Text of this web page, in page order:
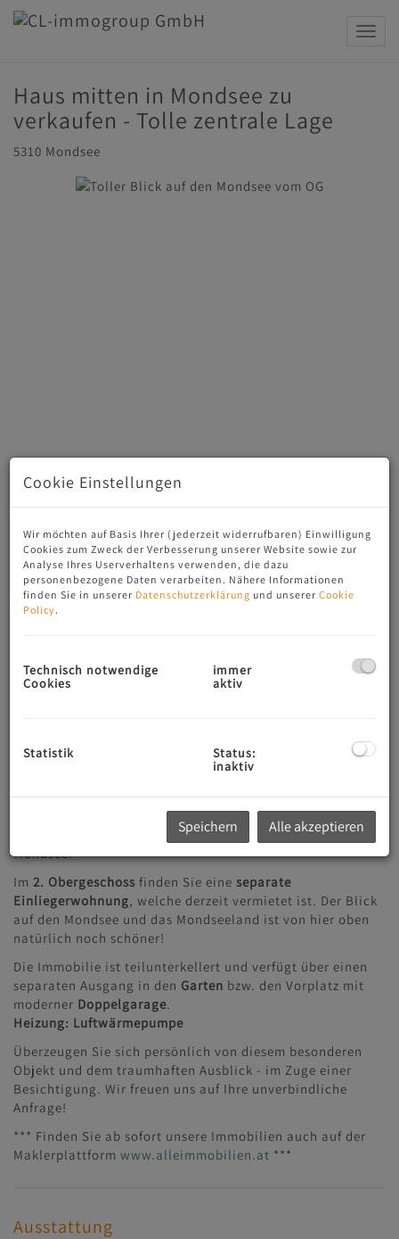
Haus mitten in Mondsee zu
verkaufen - Tolle zentrale Lage
5310 Mondsee
Toller Blick auf den Mondsee vom OG
Beschreibung
befindet sich in
sehr guter undzentraler Lage , am Ende einer Sackgasse,
in Mondsee und somit in absoluterRuhelage
Das Haus mit rund
200m² Wohnflächeist aufgeteilt auf
EG & 1. OG: je ca. 70 m² & 2. OG: ca. 65 m²
Das Erdgeschoss wird gemeinsam mit dem ersten Stock als
Wohneinheit genutzt. Im 1. Obergeschoss befinden sich
wunderschönem Ausblickdirekt auf den
Mondsee.
Im 2. Obergeschoss finden Sie eine separate
Einliegerwohnung, welche derzeit vermietet ist. Der Blick
auf den Mondsee und das Mondseeland ist von hier oben
natürlich noch schöner!
Die Immobilie ist teilunterkellert und verfügt über einen
separaten Ausgang in den Garten bzw. den Vorplatz mit
moderner Doppelgarage.
Heizung: Luftwärmepumpe
Überzeugen Sie sich persönlich von diesem besonderen
Objekt und dem traumhaften Ausblick - im Zuge einer
Besichtigung. Wir freuen uns auf Ihre unverbindliche
Anfrage!
*** Finden Sie ab sofort unsere Immobilien auch auf der
Maklerplattform www.alleimmobilien.at ***
Ausstattung
Cookie Einstellungen
Wir möchten auf Basis Ihrer (jederzeit widerrufbaren) Einwilligung
Cookies zum Zweck der Verbesserung unserer Website sowie zur
Analyse Ihres Userverhaltens verwenden, die dazu
personenbezogene Daten verarbeiten. Nähere Informationen
finden Sie in unserer Datenschutzerklärung und unserer Cookie
Policy.
Technisch notwendige
Cookies
immer
aktiv
Statistik
Status:
inaktiv
Speichern Alle akzeptieren